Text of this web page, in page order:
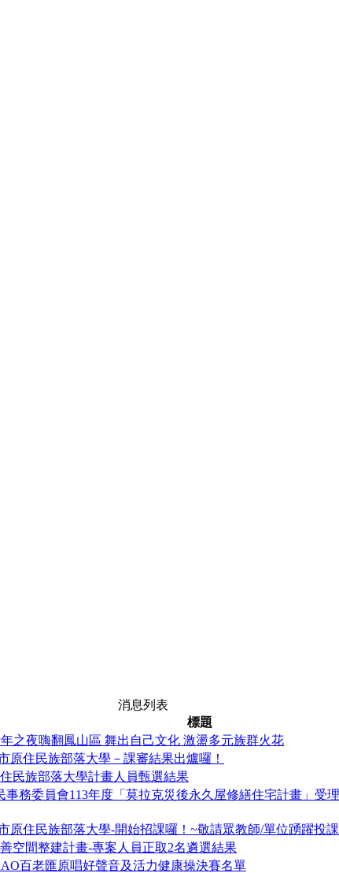
消息列表
標題
之夜嗨翻鳳山區 舞出自己文化 激盪多元族群火花
原住民族部落大學－課審結果出爐囉！
民族部落大學計畫人員甄選結果
事務委員會113年度「莫拉克災後永久屋修繕住宅計畫」受
原住民族部落大學-開始招課囉！~敬請眾教師/單位踴躍投
空間整建計畫-專案人員正取2名遴選結果
百老匯原唱好聲音及活力健康操決賽名單